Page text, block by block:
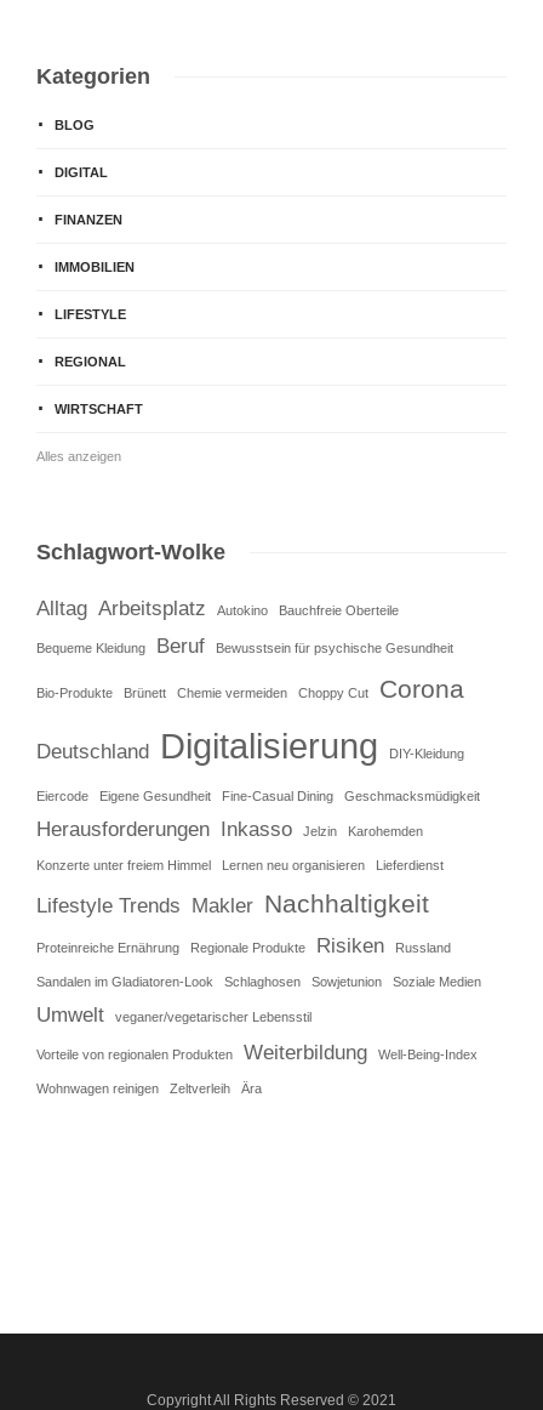
Kategorien
BLOG
DIGITAL
FINANZEN
IMMOBILIEN
LIFESTYLE
REGIONAL
WIRTSCHAFT
Alles anzeigen
Schlagwort-Wolke
Alltag Arbeitsplatz Autokino Bauchfreie Oberteile
Bequeme Kleidung Beruf Bewusstsein für psychische Gesundheit
Bio-Produkte Brünett Chemie vermeiden Choppy Cut Corona
Deutschland Digitalisierung DIY-Kleidung
Eiercode Eigene Gesundheit Fine-Casual Dining Geschmacksmüdigkeit
Herausforderungen Inkasso Jelzin Karohemden
Konzerte unter freiem Himmel Lernen neu organisieren Lieferdienst
Lifestyle Trends Makler Nachhaltigkeit
Proteinreiche Ernährung Regionale Produkte Risiken Russland
Sandalen im Gladiatoren-Look Schlaghosen Sowjetunion Soziale Medien
Umwelt veganer/vegetarischer Lebensstil
Vorteile von regionalen Produkten Weiterbildung Well-Being-Index
Wohnwagen reinigen Zeltverleih Ära
Copyright All Rights Reserved © 2021